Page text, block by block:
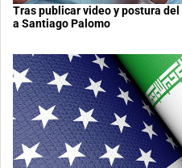
Tras publicar video y postura
a Santiago Palomo